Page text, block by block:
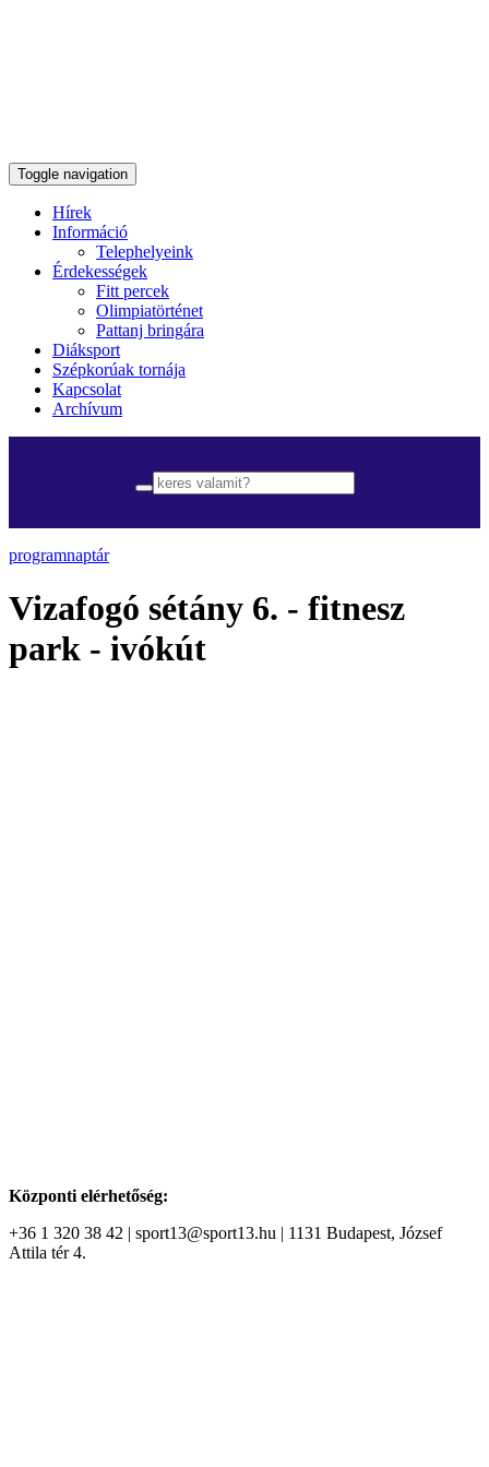
Toggle navigation
Hírek
Információ
Telephelyeink
Érdekességek
Fitt percek
Olimpiatörténet
Pattanj bringára
Diáksport
Szépkorúak tornája
Kapcsolat
Archívum
programnaptár
Vizafogó sétány 6. - fitnesz
park - ivókút
Központi elérhetőség:
+36 1 320 38 42 | sport13@sport13.hu | 1131 Budapest, József
Attila tér 4.